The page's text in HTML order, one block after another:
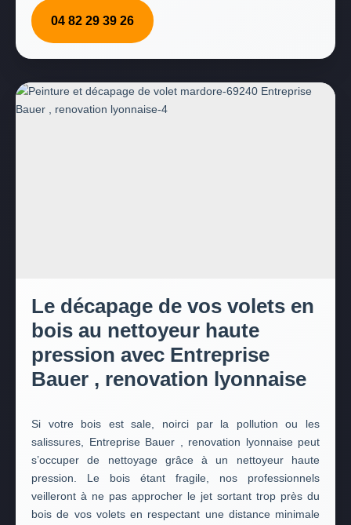
04 82 29 39 26
Le décapage de vos volets en
bois au nettoyeur haute
pression avec Entreprise
Bauer , renovation lyonnaise
Si votre bois est sale, noirci par la pollution ou les
salissures, Entreprise Bauer , renovation lyonnaise peut
s’occuper de nettoyage grâce à un nettoyeur haute
pression. Le bois étant fragile, nos professionnels
veilleront à ne pas approcher le jet sortant trop près du
bois de vos volets en respectant une distance minimale